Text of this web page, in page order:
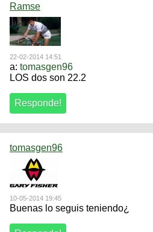
Ramse
22-02-2014 14:51
a: tomasgen96
LOS dos son 22.2
tomasgen96
10-05-2014 19:45
Buenas lo seguis teniendo¿